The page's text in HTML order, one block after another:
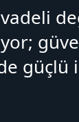
güçlü